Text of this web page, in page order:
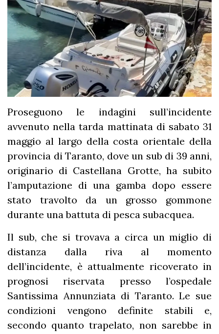
Proseguono le indagini sull’incidente
avvenuto nella tarda mattinata di sabato 31
maggio al largo della costa orientale della
provincia di Taranto, dove un sub di 39 anni,
originario di Castellana Grotte, ha subito
l’amputazione di una gamba dopo essere
stato travolto da un grosso gommone
durante una battuta di pesca subacquea.
Il sub, che si trovava a circa un miglio di
distanza dalla riva al momento
dell’incidente, è attualmente ricoverato in
prognosi riservata presso l’ospedale
Santissima Annunziata di Taranto. Le sue
condizioni vengono definite stabili e,
secondo quanto trapelato, non sarebbe in